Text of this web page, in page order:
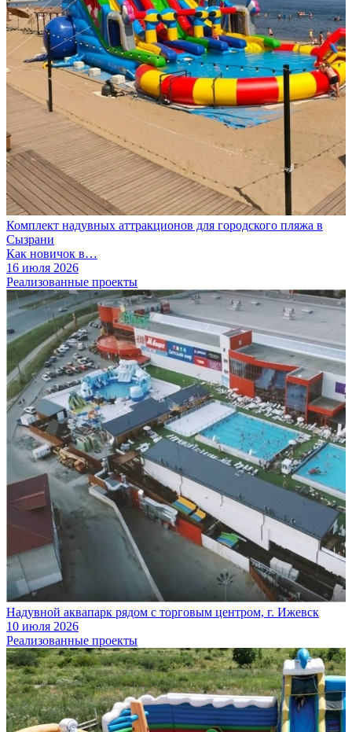
Комплект надувных аттракционов для городского пляжа в
Сызрани
Как новичок в…
16 июля 2026
Реализованные проекты
Надувной аквапарк рядом с торговым центром, г. Ижевск
10 июля 2026
Реализованные проекты